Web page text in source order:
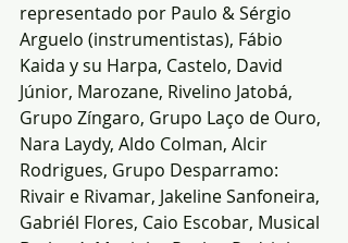
representado por Paulo & Sérgio
Arguelo (instrumentistas), Fábio
Kaida y su Harpa, Castelo, David
Júnior, Marozane, Rivelino Jatobá,
Grupo Zíngaro, Grupo Laço de Ouro,
Nara Laydy, Aldo Colman, Alcir
Rodrigues, Grupo Desparramo:
Rivair e Rivamar, Jakeline Sanfoneira,
Gabriél Flores, Caio Escobar, Musical